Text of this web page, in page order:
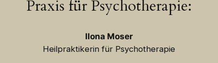
Praxis für Psychotherapie:
Ilona Moser
Heilpraktikerin für Psychotherapie